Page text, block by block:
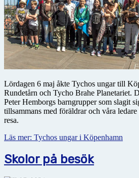
Lördagen 6 maj åkte Tychos ungar till
Rundetårn och Tycho Brahe Planetariet.
Peter Hemborgs barngrupper som slagit
tillsammans med föräldrar och våra
resa.
Läs mer: Tychos ungar i Köpenhamn
Skolor på besök